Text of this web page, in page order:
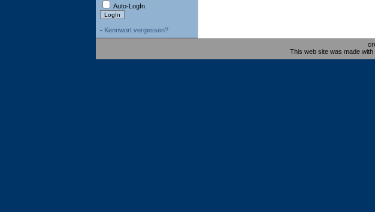
Auto-LogIn
- Kennwort vergessen?
This web site was made with